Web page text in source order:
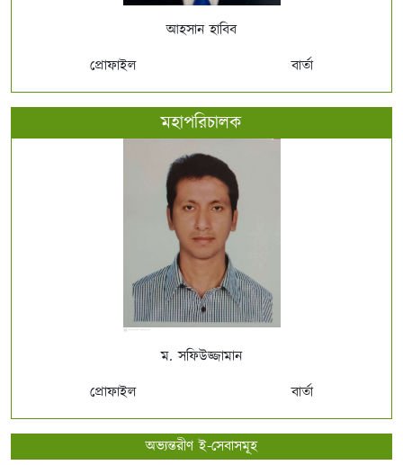
আহসান হাবিব
প্রোফাইল
বার্তা
মহাপরিচালক
ম. সফিউজ্জামান
প্রোফাইল
বার্তা
অভ্যন্তরীণ ই-সেবাসমূহ